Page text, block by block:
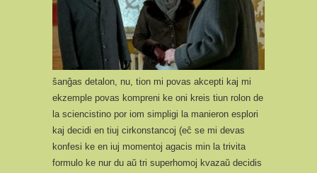
ŝanĝas detalon, nu, tion mi povas akcepti kaj mi
ekzemple povas kompreni ke oni kreis tiun rolon de
la sciencistino por iom simpligi la manieron esplori
kaj decidi en tiuj cirkonstancoj (eĉ se mi devas
konfesi ke en iuj momentoj agacis min la trivita
formulo ke nur du aŭ tri superhomoj kvazaŭ decidis